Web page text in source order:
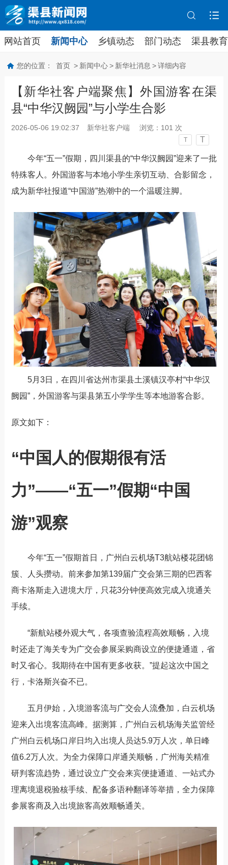
网站首页 新闻中心 乡镇动态 部门动态 渠县教育
您的位置： 首页 > 新闻中心 > 新华社消息 > 详细内容
【新华社客户端聚焦】外国游客在渠
县“中华汉阙园”与小学生合影
2026-05-06 19:02:37 新华社客户端 浏览： 101 次
T T
今年“五一”假期，四川渠县的“中华汉阙园”迎来了一批
特殊客人。外国游客与本地小学生亲切互动、合影留念，
成为新华社报道“中国游”热潮中的一个温暖注脚。
5月3日，在四川省达州市渠县土溪镇汉亭村“中华汉
阙园”，外国游客与渠县第五小学学生等本地游客合影。
原文如下：
“中国人的假期很有活
力”——“五一”假期“中国
游”观察
今年“五一”假期首日，广州白云机场T3航站楼花团锦
簇、人头攒动。前来参加第139届广交会第三期的巴西客
商卡洛斯走入进境大厅，只花3分钟便高效完成入境通关
手续。
“新航站楼外观大气，各项查验流程高效顺畅，入境
时还走了海关专为广交会参展采购商设立的便捷通道，省
时又省心。我期待在中国有更多收获。”提起这次中国之
行，卡洛斯兴奋不已。
五月伊始，入境游客流与广交会人流叠加，白云机场
迎来入出境客流高峰。据测算，广州白云机场海关监管经
广州白云机场口岸日均入出境人员达5.9万人次，单日峰
值6.2万人次。为全力保障口岸通关顺畅，广州海关精准
研判客流趋势，通过设立广交会来宾便捷通道、一站式办
理离境退税验核手续、配备多语种翻译等举措，全力保障
参展客商及入出境旅客高效顺畅通关。